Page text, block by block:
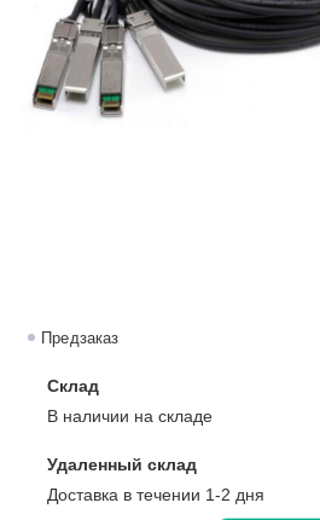
Предзаказ
Склад
В наличии на складе
Удаленный склад
Доставка в течении 1-2 дня